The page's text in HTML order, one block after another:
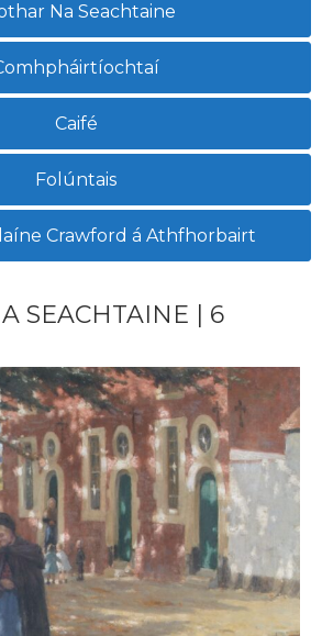
Na Seachtaine
Caifé
Folúntais
Crawford á Athfhorbairt
SEACHTAINE | 6